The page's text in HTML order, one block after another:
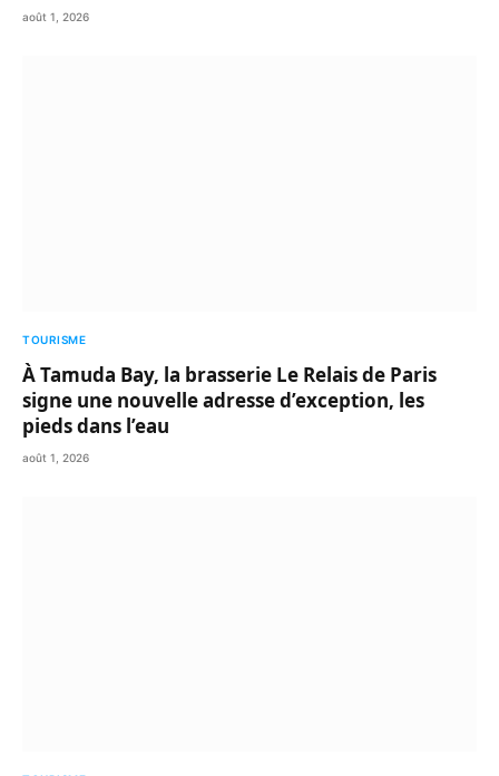
août 1, 2026
TOURISME
À Tamuda Bay, la brasserie Le Relais de Paris
signe une nouvelle adresse d’exception, les
pieds dans l’eau
août 1, 2026